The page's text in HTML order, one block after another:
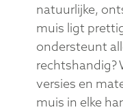
natuurlijke,
muis ligt
ondersteunt
rechtshandig?
versies en
muis in elke